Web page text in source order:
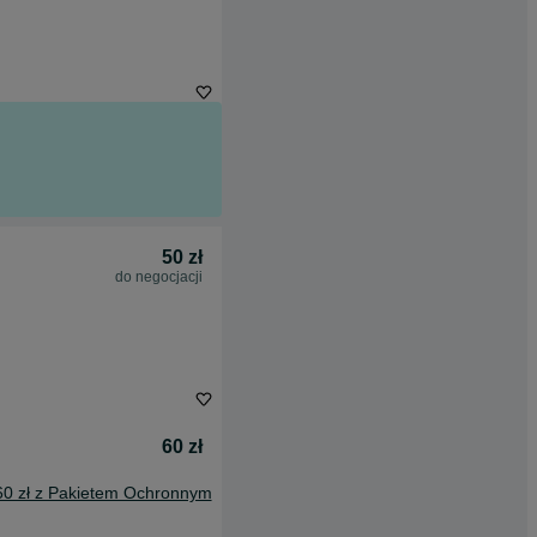
50 zł
do negocjacji
60 zł
zł z Pakietem Ochronnym